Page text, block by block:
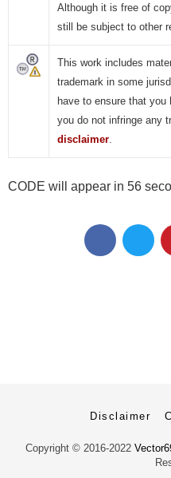
Although it is free of
still be subject to other
This work includes
trademark in some
have to ensure that
you do not infringe any
disclaimer
CODE will appear in 55
Disclaimer
Copyright © 2016-2022